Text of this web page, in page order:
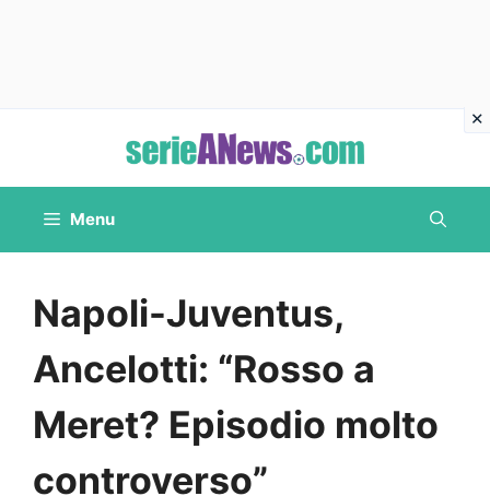
contenuto
Menu
Napoli-Juventus,
Ancelotti: “Rosso a
Meret? Episodio molto
controverso”